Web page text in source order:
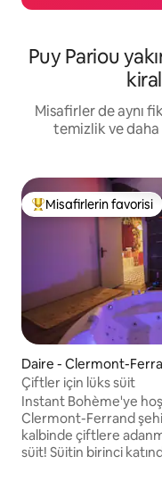
Puy Pariou
Misafirler de aynı
temizlik ve daha
Misafirlerin
Misafirlerin favorisi
Daire - Clermont-
Çiftler için lüks süit
Instant Bohème'ye
Clermont-Ferrand
kalbinde çiftlere
süit! Süitin birinci